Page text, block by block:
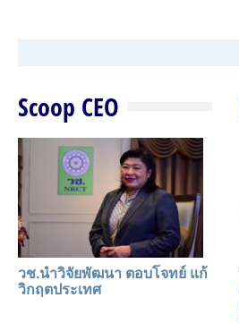
Scoop CEO
วช.นำวิจัยพัฒนา ตอบโจทย์ แก้
วิกฤตประเทศ